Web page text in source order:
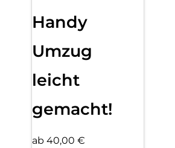
Handy
Umzug
leicht
gemacht!
ab 40,00 €